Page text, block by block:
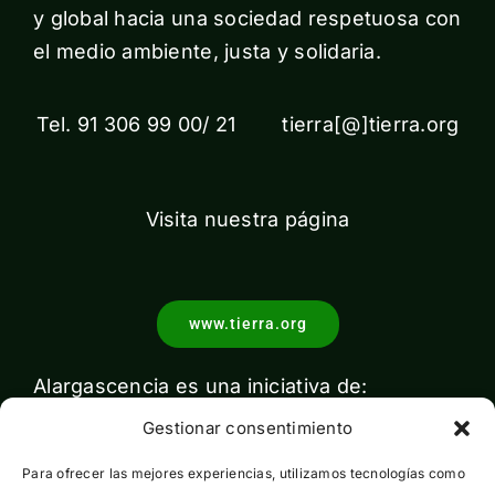
Gestionar consentimiento
Para ofrecer las mejores experiencias, utilizamos tecnologías como
y global hacia una sociedad respetuosa con
el medio ambiente, justa y solidaria.
Tel. 91 306 99 00/ 21 tierra[@]tierra.org
Visita nuestra página
www.tierra.org
Alargascencia es una iniciativa de: